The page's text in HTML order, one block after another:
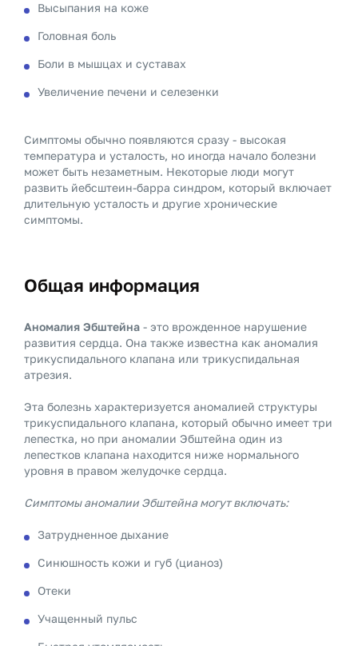
Высыпания на коже
Головная боль
Боли в мышцах и суставах
Увеличение печени и селезенки
Симптомы обычно появляются сразу - высокая
температура и усталость, но иногда начало болезни
может быть незаметным. Некоторые люди могут
развить йебсштеин-барра синдром, который включает
длительную усталость и другие хронические
симптомы.
Общая информация
Аномалия Эбштейна - это врожденное нарушение
развития сердца. Она также известна как аномалия
трикуспидального клапана или трикуспидальная
атрезия.
Эта болезнь характеризуется аномалией структуры
трикуспидального клапана, который обычно имеет три
лепестка, но при аномалии Эбштейна один из
лепестков клапана находится ниже нормального
уровня в правом желудочке сердца.
Симптомы аномалии Эбштейна могут включать:
Затрудненное дыхание
Синюшность кожи и губ (цианоз)
Отеки
Учащенный пульс